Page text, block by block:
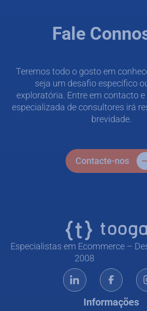
Fale
Teremos todo o gosto em
seja um desafio específico
exploratória. Entre em contacto
especializada de consultores irá
brevidade.
Contacte-nos
Especialistas em Ecommerce –
2008
Informações